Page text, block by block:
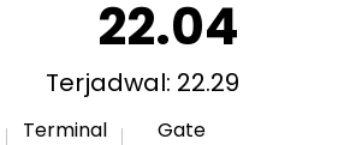
22.04
Terjadwal: 22.29
Terminal
Gate